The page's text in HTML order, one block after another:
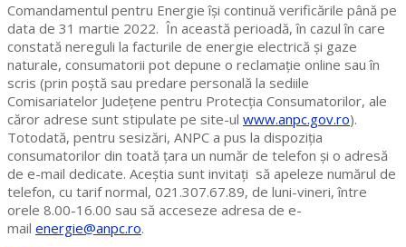
Comandamentul pentru Energie își continuă verificările până pe
data de 31 martie 2022. În această perioadă, în cazul în care
constată nereguli la facturile de energie electrică și gaze
naturale, consumatorii pot depune o reclamație online sau în
scris (prin poștă sau predare personală la sediile
Comisariatelor Județene pentru Protecția Consumatorilor, ale
căror adrese sunt stipulate pe site-ul www.anpc.gov.ro).
Totodată, pentru sesizări, ANPC a pus la dispoziția
consumatorilor din toată țara un număr de telefon și o adresă
de e-mail dedicate. Aceștia sunt invitați să apeleze numărul de
telefon, cu tarif normal, 021.307.67.89, de luni-vineri, între
orele 8.00-16.00 sau să acceseze adresa de e-
mail energie@anpc.ro.